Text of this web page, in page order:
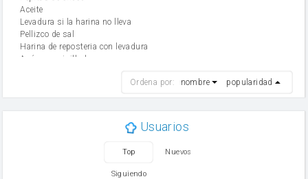
aceite
Levadura si la harina no lleva
Pellizco de sal
Harina de reposteria con levadura
Azúcar avainillado
mantequilla
Ordena por: nombre popularidad
Usuarios
Top Nuevos
Siguiendo